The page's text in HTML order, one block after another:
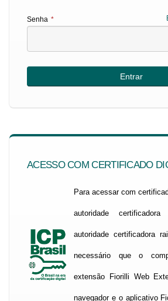
Senha *
ACESSO COM CERTIFICADO
Para acessar com
autoridade
autoridade certificadora
necessário que o
extensão Fiorilli Web
navegador e o aplicativo